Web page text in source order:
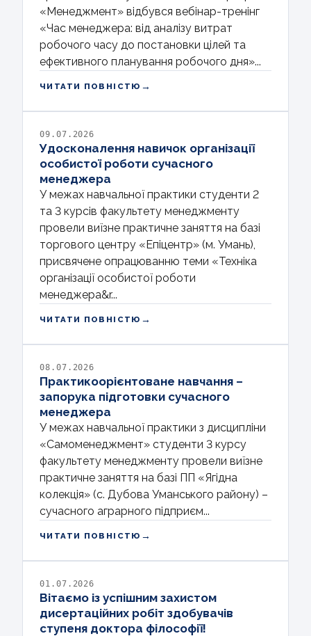
«Менеджмент» відбувся вебінар-тренінг
«Час менеджера: від аналізу витрат
робочого часу до постановки цілей та
ефективного планування робочого дня»...
ЧИТАТИ ПОВНІСТЮ →
09.07.2026
Удосконалення навичок організації
особистої роботи сучасного
менеджера
У межах навчальної практики студенти 2
та 3 курсів факультету менеджменту
провели виїзне практичне заняття на базі
торгового центру «Епіцентр» (м. Умань),
присвячене опрацюванню теми «Техніка
організації особистої роботи
менеджера&r...
ЧИТАТИ ПОВНІСТЮ →
08.07.2026
Практикоорієнтоване навчання –
запорука підготовки сучасного
менеджера
У межах навчальної практики з дисципліни
«Самоменеджмент» студенти 3 курсу
факультету менеджменту провели виїзне
практичне заняття на базі ПП «Ягідна
колекція» (с. Дубова Уманського району) –
сучасного аграрного підприєм...
ЧИТАТИ ПОВНІСТЮ →
01.07.2026
Вітаємо із успішним захистом
дисертаційних робіт здобувачів
ступеня доктора філософії!